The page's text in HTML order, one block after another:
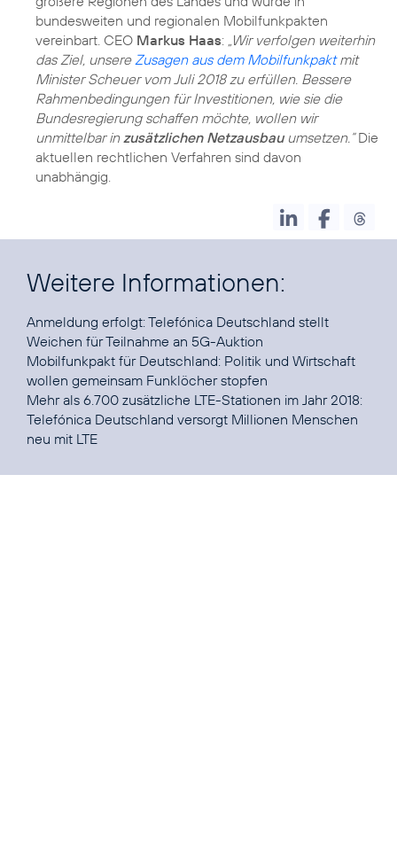
bundesweiten und regionalen Mobilfunkpakten
vereinbart. CEO Markus Haas: „Wir verfolgen weiterhin
das Ziel, unsereZusagen aus dem Mobilfunkpaktmit
Minister Scheuer vom Juli 2018 zu erfüllen. Bessere
Rahmenbedingungen für Investitionen, wie sie die
Bundesregierung schaffen möchte, wollen wir
unmittelbar inzusätzlichen Netzausbauumsetzen.“Die
aktuellen rechtlichen Verfahren sind davon
unabhängig.
Weitere Informationen:
Anmeldung erfolgt:Telefónica Deutschland stellt
Weichen für Teilnahme an 5G-Auktion
Mobilfunkpakt für Deutschland: Politik und Wirtschaft
wollen gemeinsam Funklöcher stopfen
Mehr als 6.700 zusätzliche LTE-Stationen im Jahr 2018:
Telefónica Deutschland versorgt Millionen Menschen
neu mit LTE